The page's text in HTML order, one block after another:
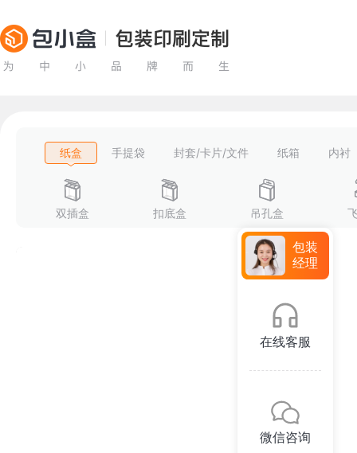
纸盒 手提袋 封套/卡片/文件 纸箱 内衬
双插盒 扣底盒 吊孔盒
包装
经理
在线客服
微信咨询